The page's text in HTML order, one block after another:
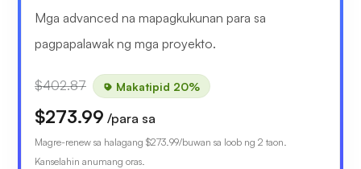
Mga advanced na mapagkukunan para sa
pagpapalawak ng mga proyekto.
$402.87 Makatipid 20%
$273.99 /para sa
Magre-renew sa halagang $273.99/buwan sa loob ng 2 taon.
Kanselahin anumang oras.